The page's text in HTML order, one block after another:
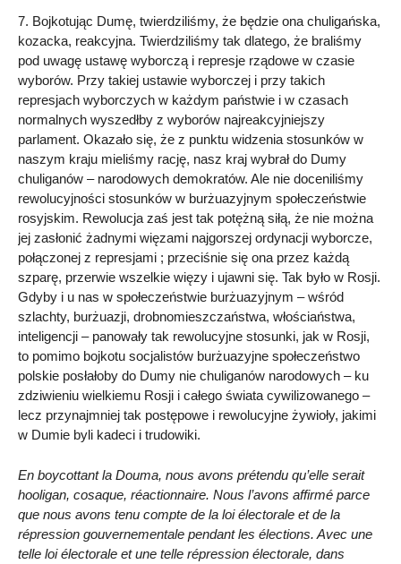
7. Bojkotując Dumę, twierdziliśmy, że będzie ona chuligańska,
kozacka, reakcyjna. Twierdziliśmy tak dlatego, że braliśmy
pod uwagę ustawę wyborczą i represje rządowe w czasie
wyborów. Przy takiej ustawie wyborczej i przy takich
represjach wyborczych w każdym państwie i w czasach
normalnych wyszedłby z wyborów najreakcyjniejszy
parlament. Okazało się, że z punktu widzenia stosunków w
naszym kraju mieliśmy rację, nasz kraj wybrał do Dumy
chuliganów – narodowych demokratów. Ale nie doceniliśmy
rewolucyjności stosunków w burżuazyjnym społeczeństwie
rosyjskim. Rewolucja zaś jest tak potężną siłą, że nie można
jej zasłonić żadnymi więzami najgorszej ordynacji wyborcze,
połączonej z represjami ; przeciśnie się ona przez każdą
szparę, przerwie wszelkie więzy i ujawni się. Tak było w Rosji.
Gdyby i u nas w społeczeństwie burżuazyjnym – wśród
szlachty, burżuazji, drobnomieszczaństwa, włościaństwa,
inteligencji – panowały tak rewolucyjne stosunki, jak w Rosji,
to pomimo bojkotu socjalistów burżuazyjne społeczeństwo
polskie posłałoby do Dumy nie chuliganów narodowych – ku
zdziwieniu wielkiemu Rosji i całego świata cywilizowanego –
lecz przynajmniej tak postępowe i rewolucyjne żywioły, jakimi
w Dumie byli kadeci i trudowiki.
En boycottant la Douma, nous avons prétendu qu’elle serait
hooligan, cosaque, réactionnaire. Nous l’avons affirmé parce
que nous avons tenu compte de la loi électorale et de la
répression gouvernementale pendant les élections. Avec une
telle loi électorale et une telle répression électorale, dans